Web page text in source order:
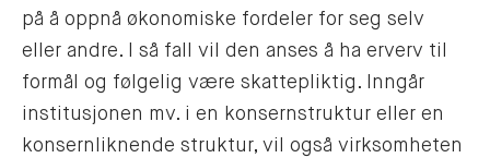
på å oppnå økonomiske fordeler for seg selv
eller andre. I så fall vil den anses å ha erverv til
formål og følgelig være skattepliktig. Inngår
institusjonen mv. i en konsernstruktur eller en
konsernliknende struktur, vil også virksomheten